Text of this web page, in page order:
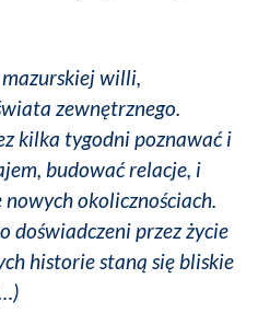
willi,
zewnętrznego.
kilka tygodni poznawać i
budować relacje, i
okolicznościach.
doświadczeni przez życie
historie staną się bliskie